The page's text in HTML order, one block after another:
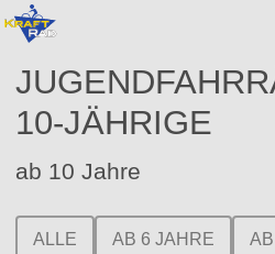
10-JÄHRIGE
ab 10 Jahre
ALLE AB 6 JAHRE